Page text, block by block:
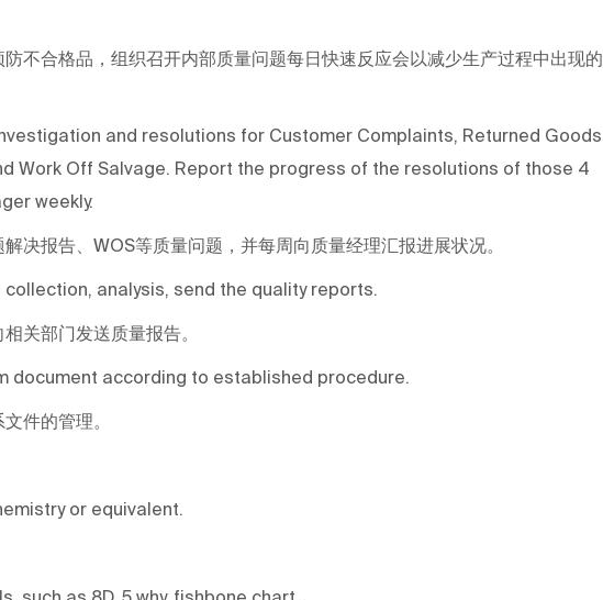
不合格品，组织召开内部质量问题每日快速反应会以减少生产过程中出现的
and resolutions for Customer Complaints, Returned Goods
Work Off Salvage. Report the progress of the resolutions of those 4
weekly.
决报告、WOS等质量问题，并每周向质量经理汇报进展状况。
analysis, send the quality reports.
关部门发送质量报告。
document according to established procedure.
件的管理。
or equivalent.